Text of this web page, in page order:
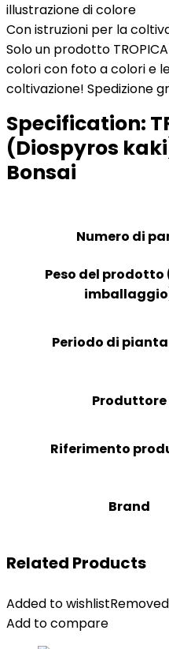
illustrazione di colore
Con istruzioni per la
Solo un prodotto
colori con foto a colori e
coltivazione! Spedizione
Specification:
(Diospyros
Bonsai
Numero di
Peso del prodotto
Periodo di
Produttore
Riferimento
Brand
Related Products
Added to wishlist
Add to compare